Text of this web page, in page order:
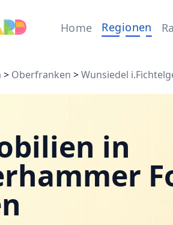
Home Regionen
> Oberfranken >Wunsiedel
in